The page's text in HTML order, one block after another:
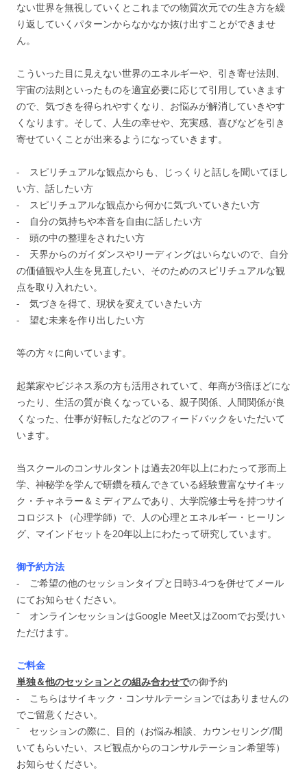
ない世界を無視していくとこれまでの物質次元での生き方を繰
り返していくパターンからなかなか抜け出すことができませ
ん。
こういった目に見えない世界のエネルギーや、引き寄せ法則、
宇宙の法則といったものを適宜必要に応じて引用していきます
ので、気づきを得られやすくなり、お悩みが解消していきやす
くなります。そして、人生の幸せや、充実感、喜びなどを引き
寄せていくことが出来るようになっていきます。
- スピリチュアルな観点からも、じっくりと話しを聞いてほし
い方、話したい方
- スピリチュアルな観点から何かに気づいていきたい方
- 自分の気持ちや本音を自由に話したい方
- 頭の中の整理をされたい方
- 天界からのガイダンスやリーディングはいらないので、自分
の価値観や人生を見直したい、そのためのスピリチュアルな観
点を取り入れたい。
- 気づきを得て、現状を変えていきたい方
- 望む未来を作り出したい方
等の方々に向いています。
起業家やビジネス系の方も活用されていて、年商が3倍ほどにな
ったり、生活の質が良くなっている、親子関係、人間関係が良
くなった、仕事が好転したなどのフィードバックをいただいて
います。
当スクールのコンサルタントは過去20年以上にわたって形而上
学、神秘学を学んで研鑽を積んできている経験豊富なサイキッ
ク・チャネラー＆ミディアムであり、大学院修士号を持つサイ
コロジスト（心理学師）で、人の心理とエネルギー・ヒーリン
グ、マインドセットを20年以上にわたって研究しています。
御予約方法
- ご希望の他のセッションタイプと日時3-4つを併せてメール
にてお知らせください。
⁻ オンラインセッションはGoogle Meet又はZoomでお受けい
ただけます。
ご料金
単独＆他のセッションとの組み合わせでの御予約
- こちらはサイキック・コンサルテーションではありませんの
でご留意ください。
⁻ セッションの際に、目的（お悩み相談、カウンセリング/聞
いてもらいたい、スピ観点からのコンサルテーション希望等）
お知らせください。